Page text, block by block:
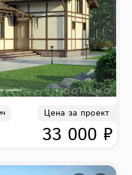
Цена за проект
33 000 ₽